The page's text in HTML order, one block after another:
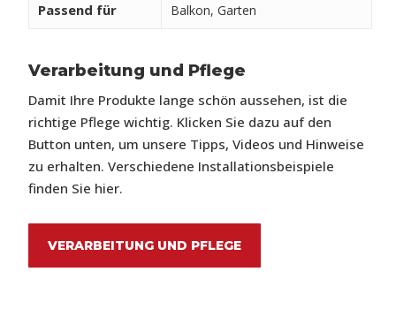
Passend für Balkon, Garten
Verarbeitung und Pflege
Damit Ihre Produkte lange schön aussehen, ist die
richtige Pflege wichtig. Klicken Sie dazu auf den
Button unten, um unsere Tipps, Videos und Hinweise
zu erhalten. Verschiedene Installationsbeispiele
finden Sie hier.
VERARBEITUNG UND PFLEGE